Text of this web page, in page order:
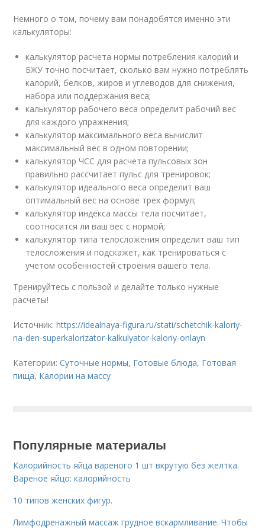
Немного о том, почему вам понадобятся именно эти
калькуляторы:
калькулятор расчета нормы потребления калорий и
БЖУ точно посчитает, сколько вам нужно потреблять
калорий, белков, жиров и углеводов для снижения,
набора или поддержания веса;
калькулятор рабочего веса определит рабочий вес
для каждого упражнения;
калькулятор максимального веса вычислит
максимальный вес в одном повторении;
калькулятор ЧСС для расчета пульсовых зон
правильно рассчитает пульс для тренировок;
калькулятор идеального веса определит ваш
оптимальный вес на основе трех формул;
калькулятор индекса массы тела посчитает,
соотносится ли ваш вес с нормой;
калькулятор типа телосложения определит ваш тип
телосложения и подскажет, как тренироваться с
учетом особенностей строения вашего тела.
Тренируйтесь с пользой и делайте только нужные
расчеты!
Источник:https://idealnaya-figura.ru/stati/schetchik-kaloriy-
na-den-superkalorizator-kalkulyator-kaloriy-onlayn
Категории:Суточные нормы, Готовые блюда, Готовая
пища, Калории на массу
Популярные материалы
Калорийность яйца вареного 1 шт вкрутую без желтка.
Вареное яйцо: калорийность
10 типов женских фигур.
Лимфодренажный массаж грудное вскармливание. Чтобы